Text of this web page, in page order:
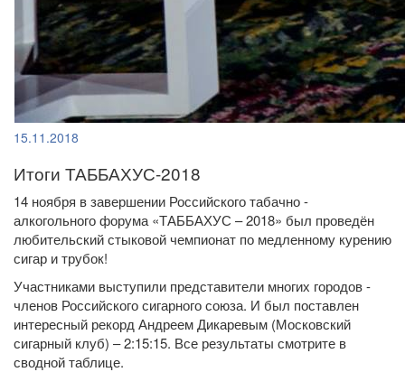
15.11.2018
Итоги ТАББАХУС-2018
14 ноября в завершении Российского табачно -
алкогольного форума «ТАББАХУС – 2018» был проведён
любительский стыковой чемпионат по медленному курению
сигар и трубок!
Участниками выступили представители многих городов -
членов Российского сигарного союза. И был поставлен
интересный рекорд Андреем Дикаревым (Московский
сигарный клуб) – 2:15:15. Все результаты смотрите в
сводной таблице.